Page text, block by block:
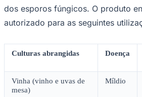
NFL
Fórmula 1
NHL
NBB
dos esporos fúngicos. O produto
autorizado para as seguintes
Culturas abrangidas Doença
Vinha (vinho e uvas de
mesa)
Míldio